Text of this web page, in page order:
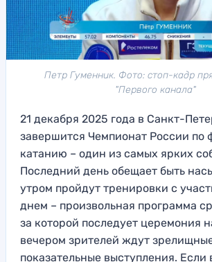
Петр Гуменник. Фото: стоп-кадр
"Первого канала"
21 декабря 2025 года в Санкт-
завершится Чемпионат России по
катанию – один из самых ярких
Последний день обещает быть
утром пройдут тренировки с
днем – произвольная программа
за которой последует церемония
вечером зрителей ждут
показательные выступления. Если